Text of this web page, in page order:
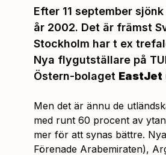
Efter 11 september
år 2002. Det är främst
Stockholm har t ex
Nya flygutställare på
Östern-bolaget EastJet
Men det är ännu de
med runt 60 procent av
mer för att synas bättre.
Förenade Arabemiraten),